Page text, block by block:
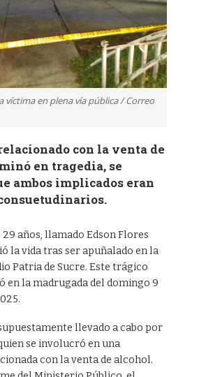
víctima en plena vía pública / Correo
con la venta de
en tragedia, se
ambos implicados eran
años, llamado Edson Flores
la vida tras ser apuñalado en la
Patria de Sucre. Este trágico
en la madrugada del domingo 9
llevado a cabo por
se involucró en una
con la venta de alcohol.